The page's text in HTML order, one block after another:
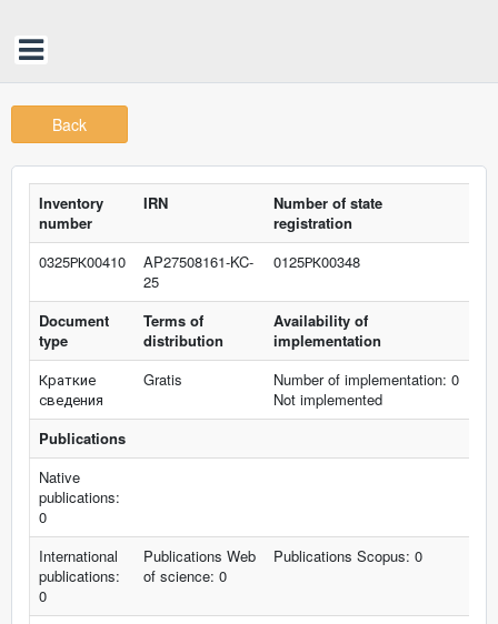
Back
Inventory
number
IRN
Number of state
registration
0325РК00410
AP27508161-KC-
25
0125РК00348
Document
type
Terms of
distribution
Availability of
implementation
Краткие
сведения
Gratis
Number of implementation: 0
Not implemented
Publications
Native
publications:
0
International
publications:
0
Publications Web
of science: 0
Publications Scopus: 0